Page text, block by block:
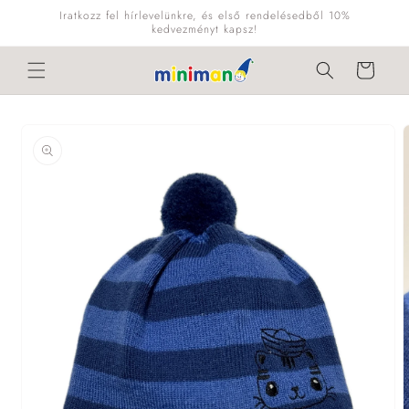
Ugrás aIratkozz fel hírlevelünkre, és első rendelésedből 10%
kedvezményt kapsz!
Kosár
ugrás a
termékadatokra